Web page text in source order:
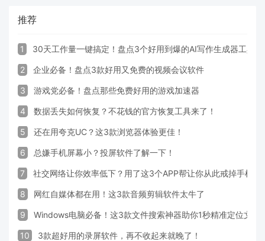
推荐
1 30天工作量一键搞定！盘点3个好用到爆的AI写作生成器工具
2 企业必备！盘点3款好用又免费的视频会议软件
3 游戏党必备！盘点那些免费好用的游戏加速器
4 数据丢失如何恢复？不花钱的官方恢复工具来了！
5 还在用夸克UC？这3款浏览器体验更佳！
6 总嫌手机屏幕小？投屏软件了解一下！
7 社交网络让你效率低下？用了这3个APP帮让你从此戒掉手机！
8 网红自媒体都在用！这3款音频剪辑软件太牛了
9 Windows电脑必备！这3款文件搜索神器助你1秒精准定位文件
10 3款超好用的录屏软件，再不收起来就晚了！